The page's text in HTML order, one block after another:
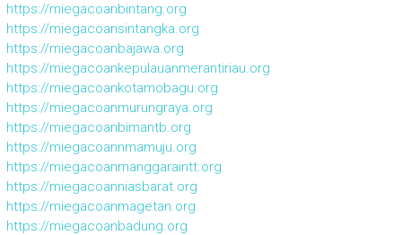
https://miegacoanbintang.org
https://miegacoansintangka.org
https://miegacoanbajawa.org
https://miegacoankepulauanmerantiriau.org
https://miegacoankotamobagu.org
https://miegacoanmurungraya.org
https://miegacoanbimantb.org
https://miegacoannmamuju.org
https://miegacoanmanggaraintt.org
https://miegacoanniasbarat.org
https://miegacoanmagetan.org
https://miegacoanbadung.org